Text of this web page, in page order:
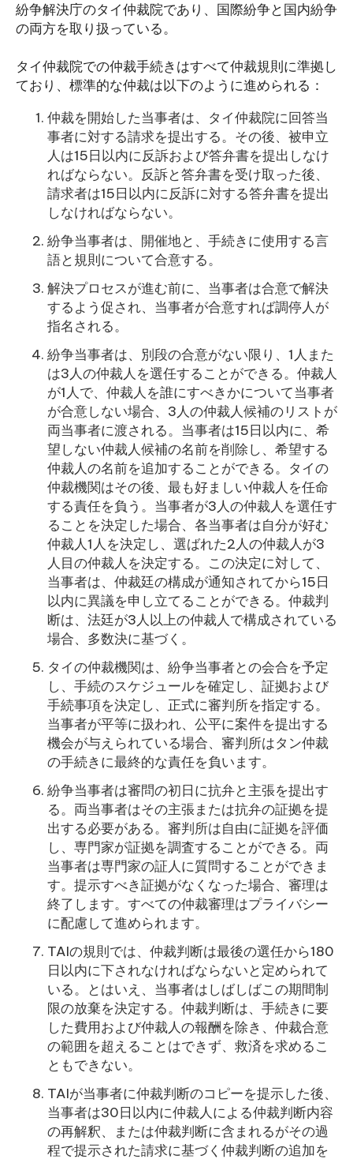
紛争解決庁のタイ仲裁院であり、国際紛争と国内紛争
の両方を取り扱っている。
タイ仲裁院での仲裁手続きはすべて仲裁規則に準拠し
ており、標準的な仲裁は以下のように進められる：
仲裁を開始した当事者は、タイ仲裁院に回答当
事者に対する請求を提出する。その後、被申立
人は15日以内に反訴および答弁書を提出しなけ
ればならない。反訴と答弁書を受け取った後、
請求者は15日以内に反訴に対する答弁書を提出
しなければならない。
紛争当事者は、開催地と、手続きに使用する言
語と規則について合意する。
解決プロセスが進む前に、当事者は合意で解決
するよう促され、当事者が合意すれば調停人が
指名される。
紛争当事者は、別段の合意がない限り、1人また
は3人の仲裁人を選任することができる。仲裁人
が1人で、仲裁人を誰にすべきかについて当事者
が合意しない場合、3人の仲裁人候補のリストが
両当事者に渡される。当事者は15日以内に、希
望しない仲裁人候補の名前を削除し、希望する
仲裁人の名前を追加することができる。タイの
仲裁機関はその後、最も好ましい仲裁人を任命
する責任を負う。当事者が3人の仲裁人を選任す
ることを決定した場合、各当事者は自分が好む
仲裁人1人を決定し、選ばれた2人の仲裁人が3
人目の仲裁人を決定する。この決定に対して、
当事者は、仲裁廷の構成が通知されてから15日
以内に異議を申し立てることができる。仲裁判
断は、法廷が3人以上の仲裁人で構成されている
場合、多数決に基づく。
タイの仲裁機関は、紛争当事者との会合を予定
し、手続のスケジュールを確定し、証拠および
手続事項を決定し、正式に審判所を指定する。
当事者が平等に扱われ、公平に案件を提出する
機会が与えられている場合、審判所はタン仲裁
の手続きに最終的な責任を負います。
紛争当事者は審問の初日に抗弁と主張を提出す
る。両当事者はその主張または抗弁の証拠を提
出する必要がある。審判所は自由に証拠を評価
し、専門家が証拠を調査することができる。両
当事者は専門家の証人に質問することができま
す。提示すべき証拠がなくなった場合、審理は
終了します。すべての仲裁審理はプライバシー
に配慮して進められます。
TAIの規則では、仲裁判断は最後の選任から180
日以内に下されなければならないと定められて
いる。とはいえ、当事者はしばしばこの期間制
限の放棄を決定する。仲裁判断は、手続きに要
した費用および仲裁人の報酬を除き、仲裁合意
の範囲を超えることはできず、救済を求めるこ
ともできない。
TAIが当事者に仲裁判断のコピーを提示した後、
当事者は30日以内に仲裁人による仲裁判断内容
の再解釈、または仲裁判断に含まれるがその過
程で提示された請求に基づく仲裁判断の追加を